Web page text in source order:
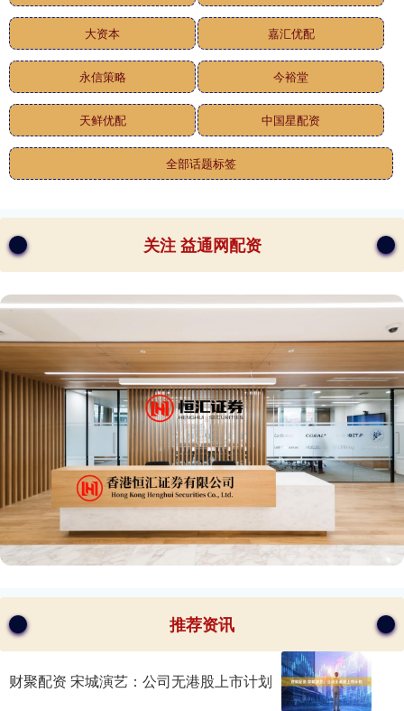
大资本 嘉汇优配
永信策略 今裕堂
天鲜优配 中国星配资
全部话题标签
关注 益通网配资
推荐资讯
财聚配资 宋城演艺：公司无港股上市计划